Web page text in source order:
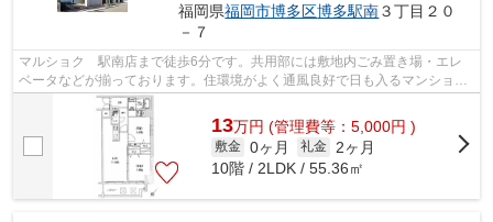
福岡県福岡市博多区博多駅南３丁目２０
－７
マルショク 駅南店まで徒歩6分です。共用部には敷地内ごみ置き場・エレ
ベータなどが揃っております。住環境がよく通風良好で日も入るマンション
をご提供します。平坦な場所にあるマン...
13万円 (管理費等：5,000円 )
敷金 0ヶ月 礼金
2ヶ月
10階 / 2LDK / 55.36㎡